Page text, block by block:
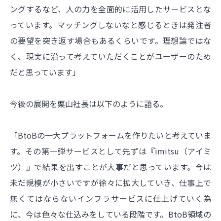
ングするなど、人の力を全面的に活用したサービスとな
っています。マッチングしないなと感じるときは発注者
の要望を突き返す場合もあるくらいです。理想論ではな
く、現実に沿って考えていただくことがユーザーのため
だと思っています」
今後の展開を栗山社長は以下のように語る。
「BtoBの一大プラットフォームを作りたいと考えていま
す。その第一弾サービスとして先ずは『imitsu（アイミ
ツ）』で結果を出すことが大事だと思っています。今は
未だ規模が小さいですが徐々に拡大していき、仕事上で
無くてはならないインフラサービスに仕上げていく為
に、今は色々な仕込みをしている段階です。BtoB領域の